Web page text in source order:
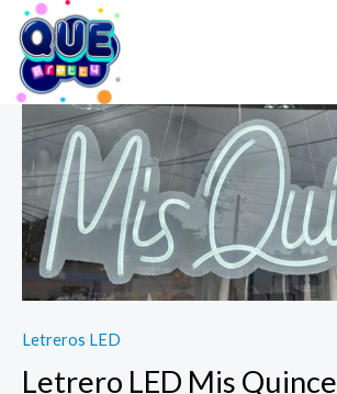
contenido
Letreros LED
Letrero LED Mis Quince